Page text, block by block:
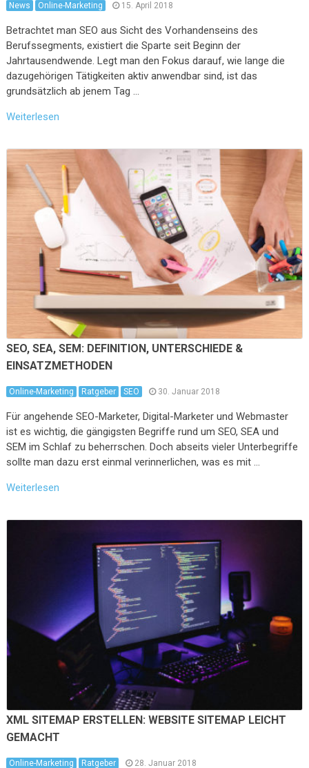
News Online-Marketing 15. April 2018
Betrachtet man SEO aus Sicht des Vorhandenseins des
Berufssegments, existiert die Sparte seit Beginn der
Jahrtausendwende. Legt man den Fokus darauf, wie lange die
dazugehörigen Tätigkeiten aktiv anwendbar sind, ist das
grundsätzlich ab jenem Tag …
Weiterlesen
SEO, SEA, SEM: DEFINITION, UNTERSCHIEDE &
EINSATZMETHODEN
Online-Marketing Ratgeber SEO 30. Januar 2018
Für angehende SEO-Marketer, Digital-Marketer und Webmaster
ist es wichtig, die gängigsten Begriffe rund um SEO, SEA und
SEM im Schlaf zu beherrschen. Doch abseits vieler Unterbegriffe
sollte man dazu erst einmal verinnerlichen, was es mit …
Weiterlesen
XML SITEMAP ERSTELLEN: WEBSITE SITEMAP LEICHT
GEMACHT
Online-Marketing Ratgeber 28. Januar 2018